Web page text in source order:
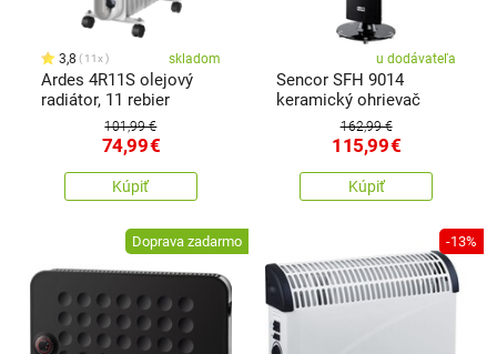
3,8 11x skladom
Ardes 4R11S olejový
radiátor, 11 rebier
101,99 €
74,99€
Kúpiť
u dodávateľa
Sencor SFH 9014
keramický ohrievač
162,99 €
115,99€
Kúpiť
Doprava zadarmo -13%